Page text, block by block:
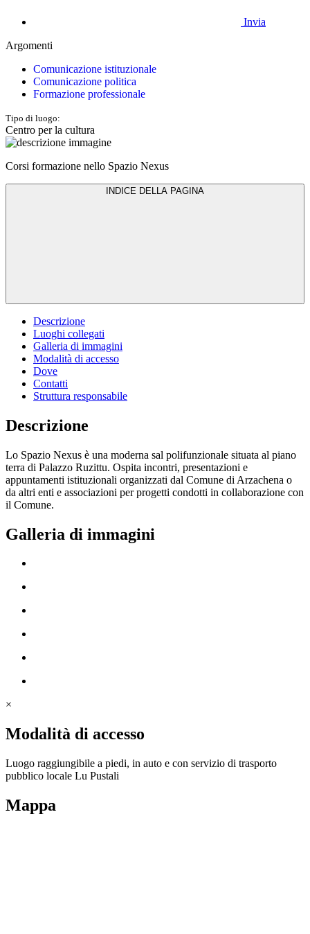
Invia
Argomenti
Comunicazione istituzionale
Comunicazione politica
Formazione professionale
Tipo di luogo:
Centro per la cultura
Corsi formazione nello Spazio Nexus
Descrizione
Luoghi collegati
Galleria di immagini
Modalità di accesso
Dove
Contatti
Struttura responsabile
Descrizione
Lo Spazio Nexus è una moderna sal polifunzionale situata al piano
terra di Palazzo Ruzittu. Ospita incontri, presentazioni e
appuntamenti istituzionali organizzati dal Comune di Arzachena o
da altri enti e associazioni per progetti condotti in collaborazione con
il Comune.
Galleria di immagini
×
Modalità di accesso
Luogo raggiungibile a piedi, in auto e con servizio di trasporto
pubblico locale Lu Pustali
Mappa